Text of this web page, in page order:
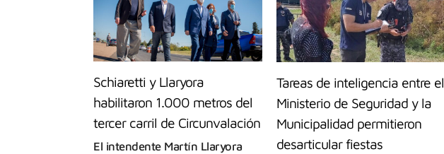
Schiaretti y Llaryora
habilitaron 1.000 metros del
tercer carril de Circunvalación
El intendente Martín Llaryora
Tareas de inteligencia entre el
Ministerio de Seguridad y la
Municipalidad permitieron
desarticular fiestas